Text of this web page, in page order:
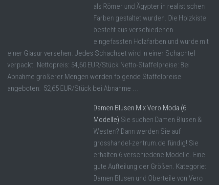
als Römer und Ägypter in realistischen
Farben gestaltet wurden. Die Holzkiste
besteht aus verschiedenen
eingefassten Holzfarben und wurde mit
einer Glasur versehen. Jedes Schachset wird in einer Schachtel
verpackt. Nettopreis: 54,60 EUR/Stück Netto-Staffelpreise: Bei
Abnahme größerer Mengen werden folgende Staffelpreise
angeboten: 52,65 EUR/Stück bei Abnahme ...
Damen Blusen Mix Vero Moda (6
Modelle) Sie suchen Damen Blusen &
Westen? Dann werden Sie auf
grosshandel-zentrum.de fündig! Sie
erhalten 6 verschiedene Modelle. Eine
gute Aufteilung der Größen. Kategorie:
Damen Blusen und Oberteile von Vero